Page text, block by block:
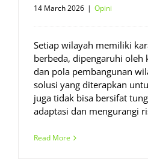
14 March 2026 | Opini
Setiap wilayah memiliki
berbeda, dipengaruhi oleh
dan pola pembangunan
solusi yang diterapkan
juga tidak bisa bersifat
adaptasi dan mengurangi
Read More